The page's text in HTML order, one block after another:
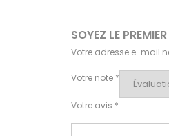
SOYEZ LE
Votre adresse e-mail
Votre note *
Votre avis *